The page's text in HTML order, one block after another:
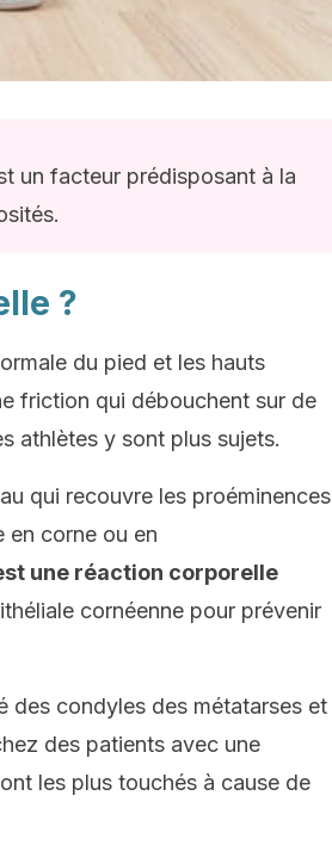
un facteur prédisposant à la
?
du pied et les hauts
friction qui débouchent sur de
athlètes y sont plus sujets.
qui recouvre les proéminences
en corne ou en
une réaction corporelle
cornéenne pour prévenir
des condyles des métatarses et
des patients avec une
les plus touchés à cause de